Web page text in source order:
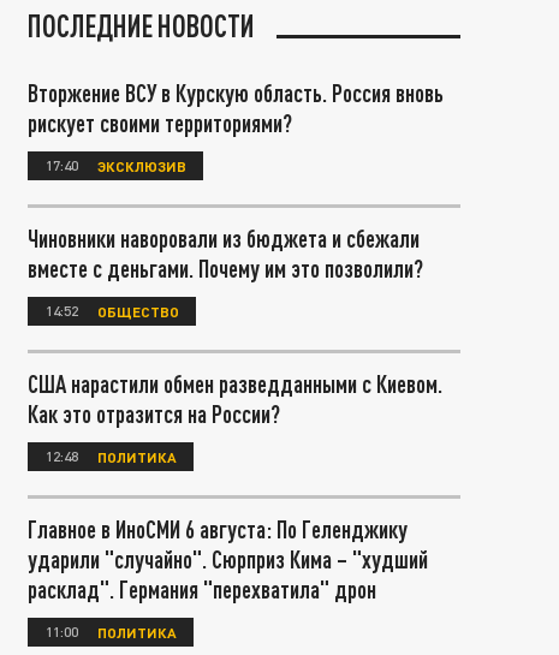
ПОСЛЕДНИЕ НОВОСТИ
Вторжение ВСУ в Курскую область. Россия вновь
рискует своими территориями?
17:40 ЭКСКЛЮЗИВ
Чиновники наворовали из бюджета и сбежали
вместе с деньгами. Почему им это позволили?
14:52 ОБЩЕСТВО
США нарастили обмен разведданными с Киевом.
Как это отразится на России?
12:48 ПОЛИТИКА
Главное в ИноСМИ 6 августа: По Геленджику
ударили "случайно". Сюрприз Кима – "худший
расклад". Германия "перехватила" дрон
11:00 ПОЛИТИКА